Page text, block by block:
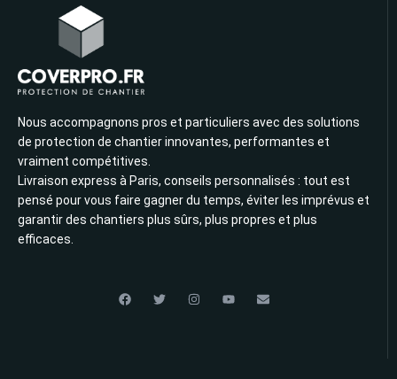
Nous accompagnons pros et particuliers avec des solutions
de protection de chantier innovantes, performantes et
vraiment compétitives.
Livraison express à Paris, conseils personnalisés : tout est
pensé pour vous faire gagner du temps, éviter les imprévus et
garantir des chantiers plus sûrs, plus propres et plus
efficaces.